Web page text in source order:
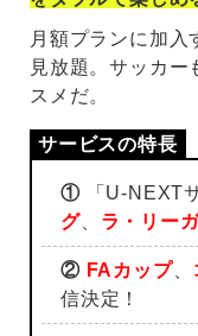
月額プランに加入
見放題。サッカー
スメだ。
①「U-NEXT
グ、 ラ・リー
② FAカップ、
信決定！